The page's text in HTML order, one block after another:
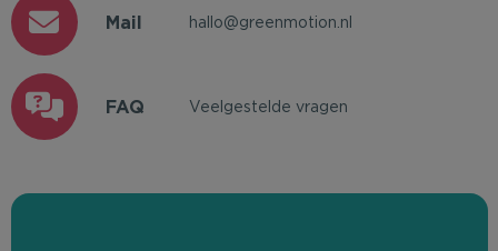
Mail hallo@greenmotion.nl
FAQ Veelgestelde vragen